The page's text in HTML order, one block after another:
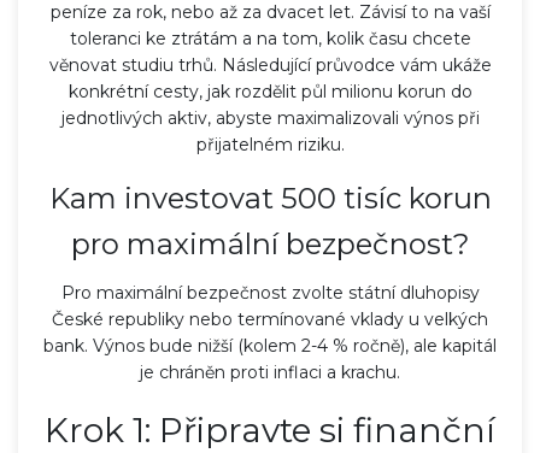
peníze za rok, nebo až za dvacet let. Závisí to na vaší
toleranci ke ztrátám a na tom, kolik času chcete
věnovat studiu trhů. Následující průvodce vám ukáže
konkrétní cesty, jak rozdělit půl milionu korun do
jednotlivých aktiv, abyste maximalizovali výnos při
přijatelném riziku.
Kam investovat 500 tisíc korun
pro maximální bezpečnost?
Pro maximální bezpečnost zvolte státní dluhopisy
České republiky nebo termínované vklady u velkých
bank. Výnos bude nižší (kolem 2-4 % ročně), ale kapitál
je chráněn proti inflaci a krachu.
Krok 1: Připravte si finanční